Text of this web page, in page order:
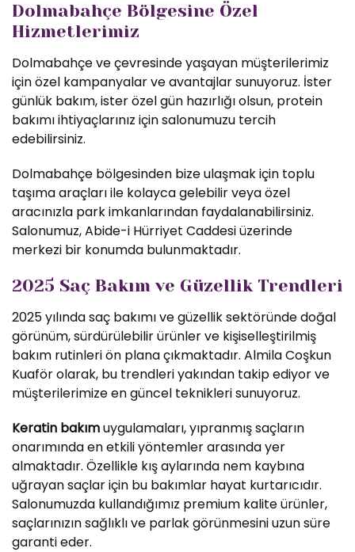
Dolmabahçe Bölgesine Özel
Hizmetlerimiz
Dolmabahçe ve çevresinde yaşayan müşterilerimiz
için özel kampanyalar ve avantajlar sunuyoruz. İster
günlük bakım, ister özel gün hazırlığı olsun, protein
bakımı ihtiyaçlarınız için salonumuzu tercih
edebilirsiniz.
Dolmabahçe bölgesinden bize ulaşmak için toplu
taşıma araçları ile kolayca gelebilir veya özel
aracınızla park imkanlarından faydalanabilirsiniz.
Salonumuz, Abide-i Hürriyet Caddesi üzerinde
merkezi bir konumda bulunmaktadır.
2025 Saç Bakım ve Güzellik Trendleri
2025 yılında saç bakımı ve güzellik sektöründe doğal
görünüm, sürdürülebilir ürünler ve kişiselleştirilmiş
bakım rutinleri ön plana çıkmaktadır. Almila Coşkun
Kuaför olarak, bu trendleri yakından takip ediyor ve
müşterilerimize en güncel teknikleri sunuyoruz.
Keratin bakımuygulamaları, yıpranmış saçların
onarımında en etkili yöntemler arasında yer
almaktadır. Özellikle kış aylarında nem kaybına
uğrayan saçlar için bu bakımlar hayat kurtarıcıdır.
Salonumuzda kullandığımız premium kalite ürünler,
saçlarınızın sağlıklı ve parlak görünmesini uzun süre
garanti eder.